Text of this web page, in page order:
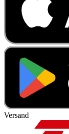
Versand